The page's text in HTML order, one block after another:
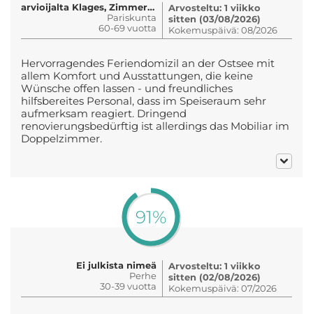
arvioijalta Klages, Zimmer 606
Pariskunta
60-69 vuotta
Arvosteltu: 1 viikko
sitten (03/08/2026)
Kokemuspäivä: 08/2026
Hervorragendes Feriendomizil an der Ostsee mit
allem Komfort und Ausstattungen, die keine
Wünsche offen lassen - und freundliches
hilfsbereites Personal, dass im Speiseraum sehr
aufmerksam reagiert. Dringend
renovierungsbedürftig ist allerdings das Mobiliar im
Doppelzimmer.
91%
Ei julkista nimeä
Perhe
30-39 vuotta
Arvosteltu: 1 viikko
sitten (02/08/2026)
Kokemuspäivä: 07/2026